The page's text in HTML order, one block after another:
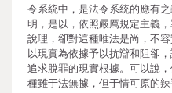
令系統中，是法令系統的應有
明，是以，依照嚴厲規定主義
說理，卻對這種唯法是尚，不
以現實為依據予以抗辯和阻卻
追求脫罪的現實根據。可以說
種雖于法無據，但于情可原的